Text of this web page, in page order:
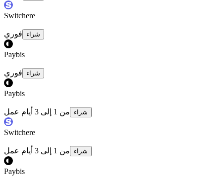
Switchere
فوري شراء
Paybis
فوري شراء
Paybis
من 1 إلى 3 أيام عمل شراء
Switchere
من 1 إلى 3 أيام عمل شراء
Paybis